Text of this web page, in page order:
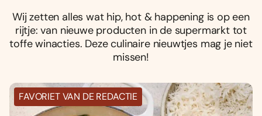
Wij zetten alles wat hip, hot & happening is op een
rijtje: van nieuwe producten in de supermarkt tot
toffe winacties. Deze culinaire nieuwtjes mag je niet
missen!
FAVORIET VAN DE REDACTIE